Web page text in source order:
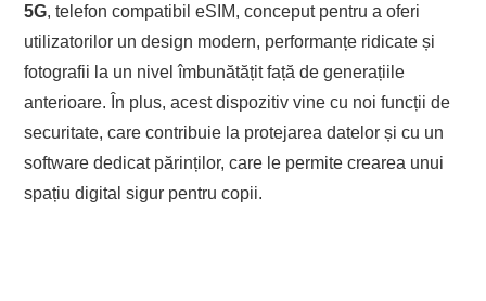
5G, telefon compatibil eSIM, conceput pentru a oferi
utilizatorilor un design modern, performanțe ridicate și
fotografii la un nivel îmbunătățit față de generațiile
anterioare. În plus, acest dispozitiv vine cu noi funcții de
securitate, care contribuie la protejarea datelor și cu un
software dedicat părinților, care le permite crearea unui
spațiu digital sigur pentru copii.